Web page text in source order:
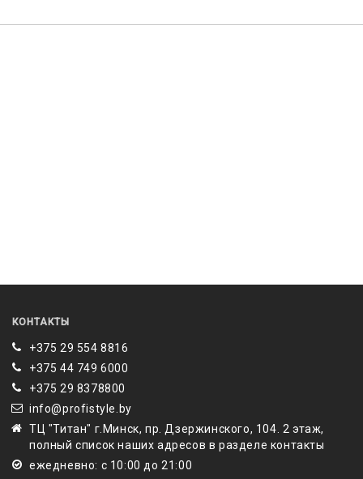
КОНТАКТЫ
+375 29 554 8816
+375 44 749 6000
‎+375 29 8378800
info@profistyle.by
ТЦ "Титан" г.Минск, пр. Дзержинского, 104. 2 этаж,
полный список наших адресов в разделе контакты
ежедневно: с 10:00 до 21:00